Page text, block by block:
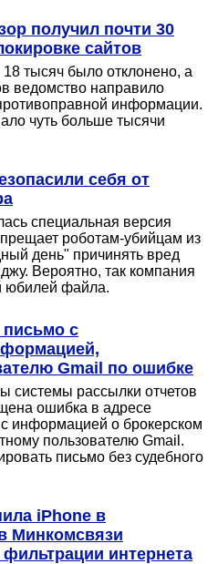
получил почти 30
сайтов
тысяч было отклонено, а
ведомство направило
информации.
чуть больше тысячи
себя от
специальная версия
роботам-убийцам из
день" причинять вред
Вероятно, так компания
юбилей файла.
письмо с
Gmail по ошибке
системы рассылки отчетов
ошибка в адресе
информацией о брокерском
пользователю Gmail.
письмо без судебного
iPhone в
Минкомсвязи
интернета